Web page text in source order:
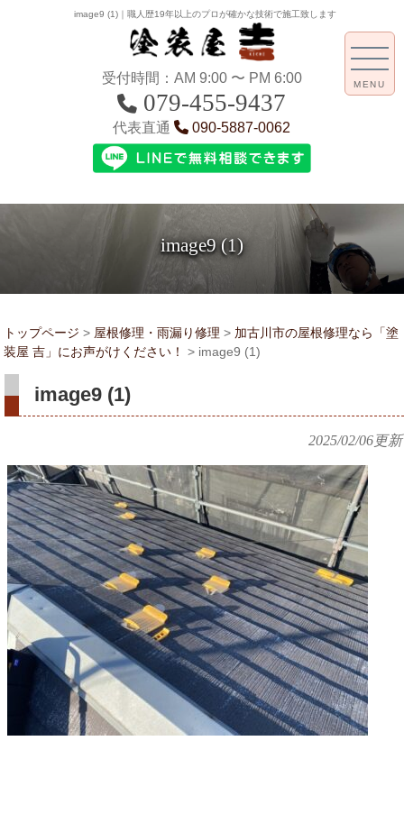
image9 (1)｜職人歴19年以上のプロが確かな技術で施工致します
受付時間：AM 9:00 〜 PM 6:00
079-455-9437
代表直通 090-5887-0062
image9 (1)
MENU
トップページ > 屋根修理・雨漏り修理 > 加古川市の屋根修理なら「塗
装屋 吉」にお声がけください！
> image9 (1)
image9 (1)
2025/02/06更新